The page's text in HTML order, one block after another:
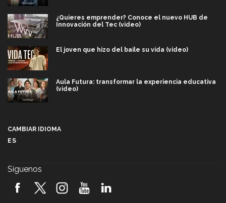
¿Quieres emprender? Conoce el nuevo HUB de
Innovación del Tec (video)
El joven que hizo del baile su vida (video)
Aula Futura: transformar la experiencia educativa
(video)
2026! (video)
CAMBIAR IDIOMA
ES
Síguenos